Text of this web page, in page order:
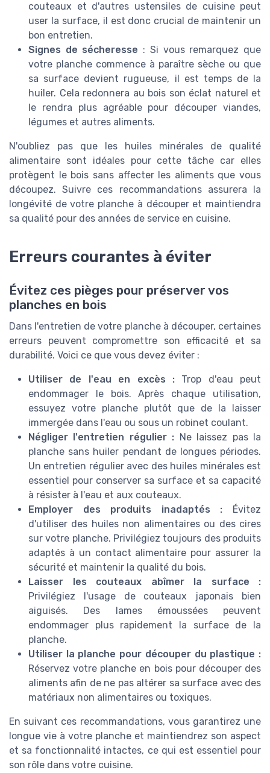
couteaux et d'autres ustensiles de cuisine peut
user la surface, il est donc crucial de maintenir un
bon entretien.
Signes de sécheresse : Si vous remarquez que
votre planche commence à paraître sèche ou que
sa surface devient rugueuse, il est temps de la
huiler. Cela redonnera au bois son éclat naturel et
le rendra plus agréable pour découper viandes,
légumes et autres aliments.
N'oubliez pas que les huiles minérales de qualité
alimentaire sont idéales pour cette tâche car elles
protègent le bois sans affecter les aliments que vous
découpez. Suivre ces recommandations assurera la
longévité de votre planche à découper et maintiendra
sa qualité pour des années de service en cuisine.
Erreurs courantes à éviter
Évitez ces pièges pour préserver vos
planches en bois
Dans l'entretien de votre planche à découper, certaines
erreurs peuvent compromettre son efficacité et sa
durabilité. Voici ce que vous devez éviter :
Utiliser de l'eau en excès :Trop d'eau peut
endommager le bois. Après chaque utilisation,
essuyez votre planche plutôt que de la laisser
immergée dans l'eau ou sous un robinet coulant.
Négliger l'entretien régulier : Ne laissez pas la
planche sans huiler pendant de longues périodes.
Un entretien régulier avec des huiles minérales est
essentiel pour conserver sa surface et sa capacité
à résister à l'eau et aux couteaux.
Employer des produits inadaptés : Évitez
d'utiliser des huiles non alimentaires ou des cires
sur votre planche. Privilégiez toujours des produits
adaptés à un contact alimentaire pour assurer la
sécurité et maintenir la qualité du bois.
Laisser les couteaux abîmer la surface :
Privilégiez l'usage de couteaux japonais bien
aiguisés. Des lames émoussées peuvent
endommager plus rapidement la surface de la
planche.
Utiliser la planche pour découper du plastique :
Réservez votre planche en bois pour découper des
aliments afin de ne pas altérer sa surface avec des
matériaux non alimentaires ou toxiques.
En suivant ces recommandations, vous garantirez une
longue vie à votre planche et maintiendrez son aspect
et sa fonctionnalité intactes, ce qui est essentiel pour
son rôle dans votre cuisine.